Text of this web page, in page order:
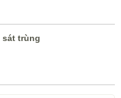
sát trùng